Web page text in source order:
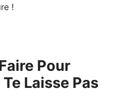
!
Pour
Laisse Pas